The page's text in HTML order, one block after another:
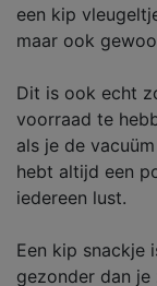
een kip
maar ook
Dit is ook echt
voorraad te
als je de
hebt altijd een
iedereen lust.
Een kip snackje
gezonder dan je